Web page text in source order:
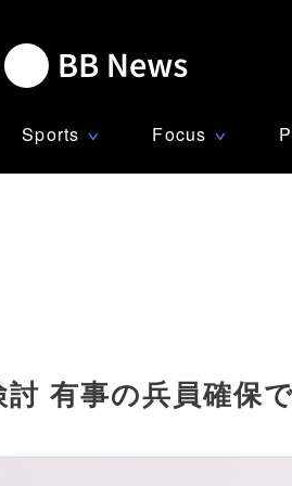
Sports ∨ Focus ∨
有事の兵員確保